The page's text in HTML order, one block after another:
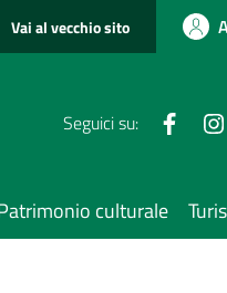
Vai al vecchio sito
Seguici su:
culturale